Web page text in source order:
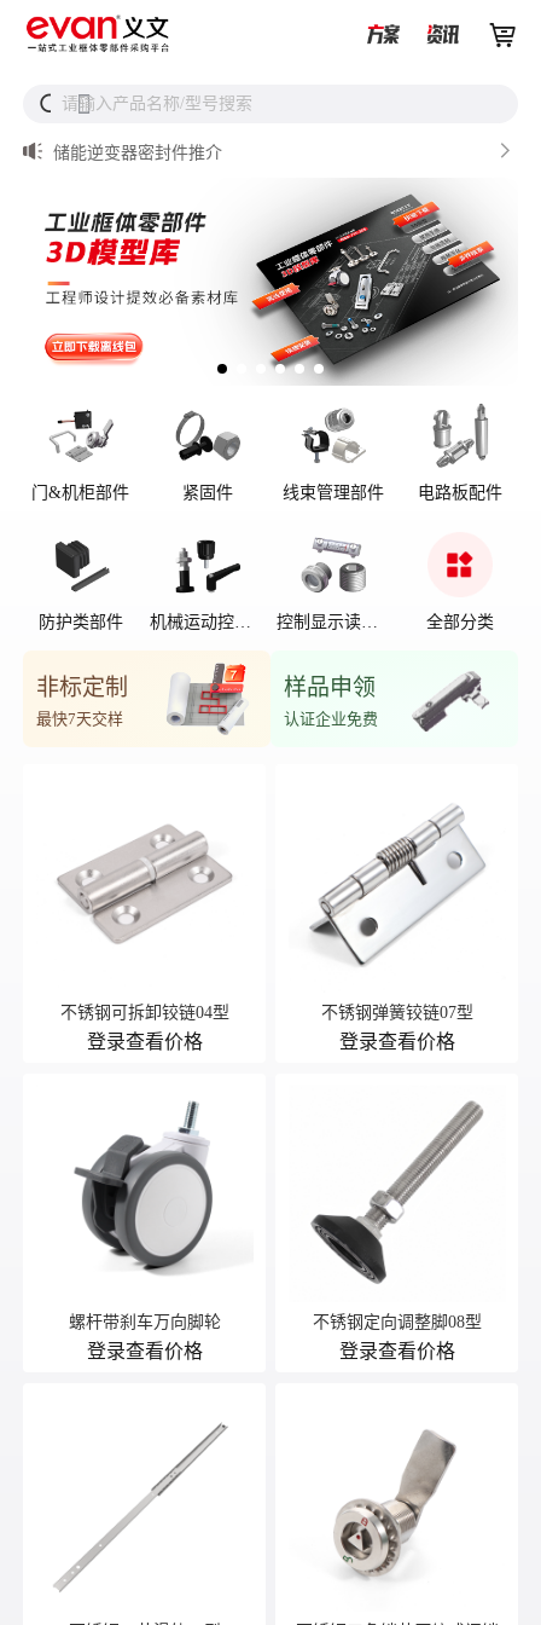

 
请输入产品名称/型号搜索
从液冷接头到松不脱螺钉，义文一站式服务器液冷零部件
解决方案
储能逆变器密封件推介 
UQD vs UQDB怎么选？数据中心液冷接头选型（含OCP标
准对比）
门&机柜部件 紧固件 线束管理部件 电路板配件
防护类部件
机械运动控制
控制显示读数
全部分类
非标定制
最快7天交样
样品申领
认证企业免费
不锈钢可拆卸铰链04型
登录查看价格
不锈钢弹簧铰链07型
登录查看价格
螺杆带刹车万向脚轮
登录查看价格
不锈钢定向调整脚08型
登录查看价格